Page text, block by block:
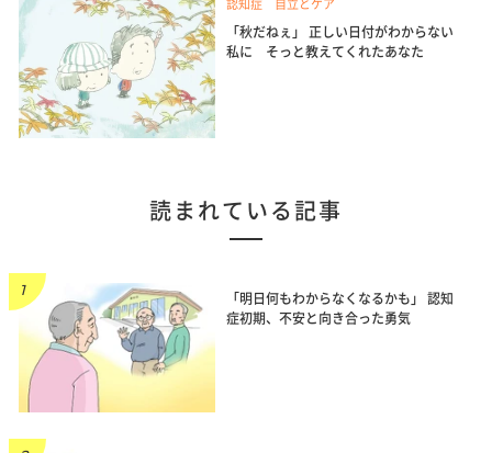
「秋だねぇ」 正しい日付がわからない
私に そっと教えてくれたあなた
読まれている記事
「明日何もわからなくなるかも」 認知
症初期、不安と向き合った勇気